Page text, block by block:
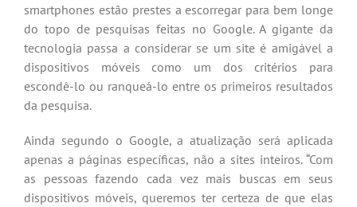
smartphones estão prestes a escorregar para bem longe
do topo de pesquisas feitas no Google. A gigante da
tecnologia passa a considerar se um site é amigável a
dispositivos móveis como um dos critérios para
escondê-lo ou ranqueá-lo entre os primeiros resultados
da pesquisa.
Ainda segundo o Google, a atualização será aplicada
apenas a páginas específicas, não a sites inteiros. “Com
as pessoas fazendo cada vez mais buscas em seus
dispositivos móveis, queremos ter certeza de que elas